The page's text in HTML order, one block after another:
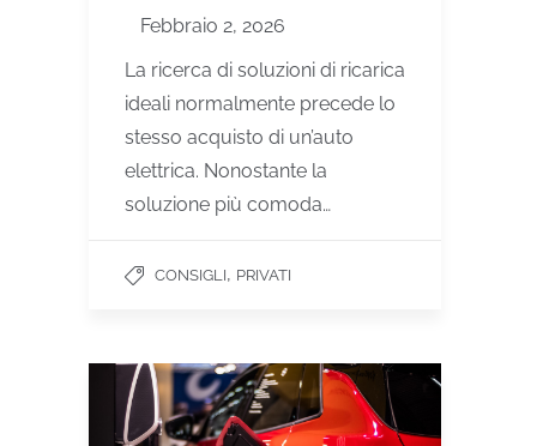
Febbraio 2, 2026
La ricerca di soluzioni di ricarica
ideali normalmente precede lo
stesso acquisto di un’auto
elettrica. Nonostante la
soluzione più comoda…
CONSIGLI, PRIVATI